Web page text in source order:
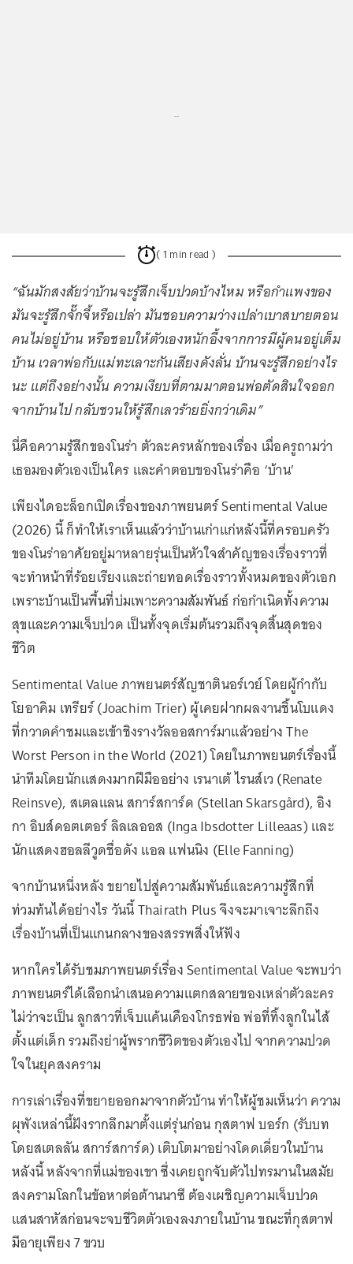
...
( 1 min read )
“ฉันมักสงสัยว่าบ้านจะรู้สึกเจ็บปวดบ้างไหม หรือกำแพงของ
มันจะรู้สึกจั๊กจี้หรือเปล่า มันชอบความว่างเปล่าเบาสบายตอน
คนไม่อยู่บ้าน หรือชอบให้ตัวเองหนักอึ้งจากการมีผู้คนอยู่เต็ม
บ้าน เวลาพ่อกับแม่ทะเลาะกันเสียงดังลั่น บ้านจะรู้สึกอย่างไร
นะ แต่ถึงอย่างนั้น ความเงียบที่ตามมาตอนพ่อตัดสินใจออก
จากบ้านไป กลับชวนให้รู้สึกเลวร้ายยิ่งกว่าเดิม”
นี่คือความรู้สึกของโนร่า ตัวละครหลักของเรื่อง เมื่อครูถามว่า
เธอมองตัวเองเป็นใคร และคำตอบของโนร่าคือ ‘บ้าน’
เพียงไดอะล็อกเปิดเรื่องของภาพยนตร์ Sentimental Value
(2026) นี้ ก็ทำให้เราเห็นแล้วว่าบ้านเก่าแก่หลังนี้ที่ครอบครัว
ของโนร่าอาศัยอยู่มาหลายรุ่นเป็นหัวใจสำคัญของเรื่องราวที่
จะทำหน้าที่ร้อยเรียงและถ่ายทอดเรื่องราวทั้งหมดของตัวเอก
เพราะบ้านเป็นพื้นที่บ่มเพาะความสัมพันธ์ ก่อกำเนิดทั้งความ
สุขและความเจ็บปวด เป็นทั้งจุดเริ่มต้นรวมถึงจุดสิ้นสุดของ
ชีวิต
Sentimental Value ภาพยนตร์สัญชาตินอร์เวย์ โดยผู้กำกับ
โยอาคิม เทรียร์ (Joachim Trier) ผู้เคยฝากผลงานชิ้นโบแดง
ที่กวาดคำชมและเข้าชิงรางวัลออสการ์มาแล้วอย่าง The
Worst Person in the World (2021) โดยในภาพยนตร์เรื่องนี้
นำทีมโดยนักแสดงมากฝีมืออย่าง เรนาเต้ ไรนส์เว (Renate
Reinsve), สเตลแลน สการ์สการ์ด (Stellan Skarsgård), อิง
กา อิบส์ดอตเตอร์ ลิลเลออส (Inga Ibsdotter Lilleaas) และ
นักแสดงฮอลลีวูดชื่อดัง แอล แฟนนิง (Elle Fanning)
จากบ้านหนึ่งหลัง ขยายไปสู่ความสัมพันธ์และความรู้สึกที่
ท่วมท้นได้อย่างไร วันนี้ Thairath Plus จึงจะมาเจาะลึกถึง
เรื่องบ้านที่เป็นแกนกลางของสรรพสิ่งให้ฟัง
หากใครได้รับชมภาพยนตร์เรื่อง Sentimental Value จะพบว่า
ภาพยนตร์ได้เลือกนำเสนอความแตกสลายของเหล่าตัวละคร
ไม่ว่าจะเป็น ลูกสาวที่เจ็บแค้นเคืองโกรธพ่อ พ่อที่ทิ้งลูกในไส้
ตั้งแต่เด็ก รวมถึงย่าผู้พรากชีวิตของตัวเองไป จากความปวด
ใจในยุคสงคราม
การเล่าเรื่องที่ขยายออกมาจากตัวบ้าน ทำให้ผู้ชมเห็นว่า ความ
ผุพังเหล่านี้ฝังรากลึกมาตั้งแต่รุ่นก่อน กุสตาฟ บอร์ก (รับบท
โดยสเตลลัน สการ์สการ์ด) เติบโตมาอย่างโดดเดี่ยวในบ้าน
หลังนี้ หลังจากที่แม่ของเขา ซึ่งเคยถูกจับตัวไปทรมานในสมัย
สงครามโลกในข้อหาต่อต้านนาซี ต้องเผชิญความเจ็บปวด
แสนสาหัสก่อนจะจบชีวิตตัวเองลงภายในบ้าน ขณะที่กุสตาฟ
มีอายุเพียง 7 ขวบ